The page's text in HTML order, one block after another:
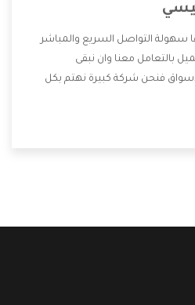
سهولة التواصل السريع والمباشر
بالتعامل معنا وان نبقى
فنحن شركة كبيرة نهتم بكل
الصيانة التى تكون من أهم